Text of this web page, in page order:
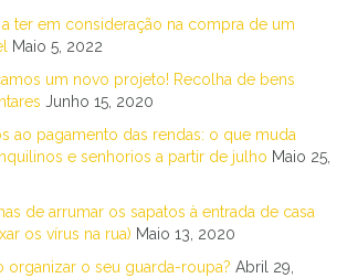
a ter em consideração na compra de um
Maio 5, 2022
um novo projeto! Recolha de bens
Junho 15, 2020
ao pagamento das rendas: o que muda
e senhorios a partir de julho Maio 25,
de arrumar os sapatos à entrada de casa
os vírus na rua) Maio 13, 2020
organizar o seu guarda-roupa? Abril 29,